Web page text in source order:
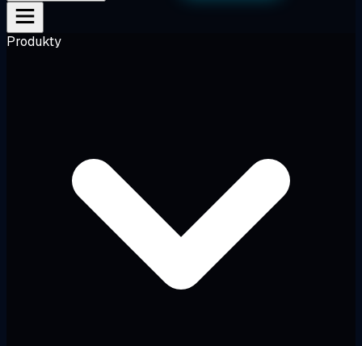
Produkty